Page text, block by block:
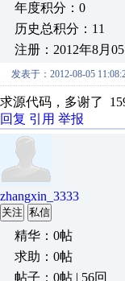
年度积分：0
历史总积分：11
注册：2012年8月05
发表于：2012-08-05
求源代码，多谢了
回复 引用 举报
zhangxin_3333
关注 私信
精华：0帖
求助：0帖
帖子：0帖 | 56回